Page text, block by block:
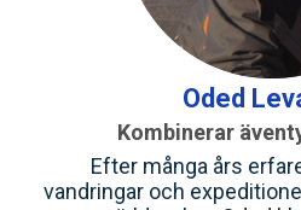
Oded
Kombinerar
Efter många års
vandringar och